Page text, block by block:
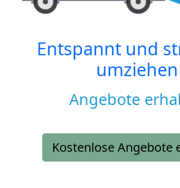
Entspannt und
umziehen
Angebote
Kostenlose Angebote